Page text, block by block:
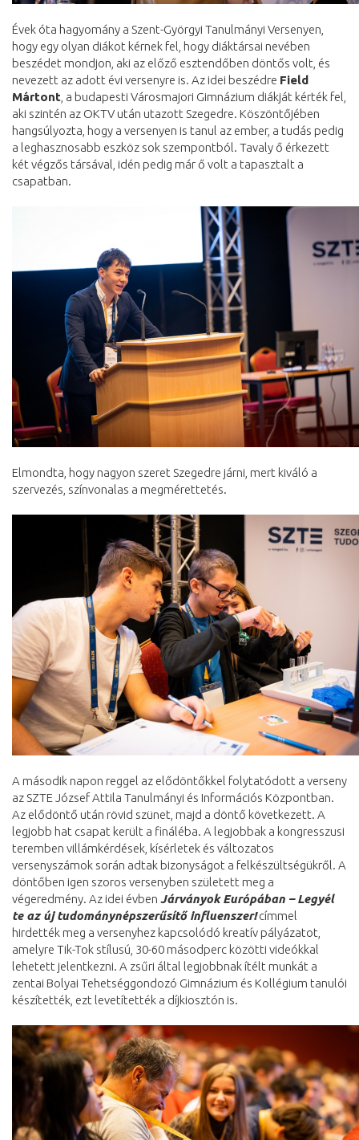
Évek óta hagyomány a Szent-Györgyi Tanulmányi Versenyen,
hogy egy olyan diákot kérnek fel, hogy diáktársai nevében
beszédet mondjon, aki az előző esztendőben döntős volt, és
nevezett az adott évi versenyre is. Az idei beszédre Field
Mártont , a budapesti Városmajori Gimnázium diákját kérték fel,
aki szintén az OKTV után utazott Szegedre. Köszöntőjében
hangsúlyozta, hogy a versenyen is tanul az ember, a tudás pedig
a leghasznosabb eszköz sok szempontból. Tavaly ő érkezett
két végzős társával, idén pedig már ő volt a tapasztalt a
csapatban.
Elmondta, hogy nagyon szeret Szegedre járni, mert kiváló a
szervezés, színvonalas a megmérettetés.
A második napon reggel az elődöntőkkel folytatódott a verseny
az SZTE József Attila Tanulmányi és Információs Központban.
Az elődöntő után rövid szünet, majd a döntő következett. A
legjobb hat csapat került a fináléba. A legjobbak a kongresszusi
teremben villámkérdések, kísérletek és változatos
versenyszámok során adtak bizonyságot a felkészültségükről. A
döntőben igen szoros versenyben született meg a
végeredmény. Az idei évben Járványok Európában – Legyél
te az új tudománynépszerűsítő influenszer!címmel
hirdették meg a versenyhez kapcsolódó kreatív pályázatot,
amelyre Tik-Tok stílusú, 30-60 másodperc közötti videókkal
lehetett jelentkezni. A zsűri által legjobbnak ítélt munkát a
zentai Bolyai Tehetséggondozó Gimnázium és Kollégium tanulói
készítették, ezt levetítették a díjkiosztón is.